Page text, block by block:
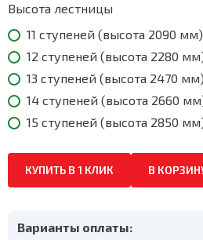
Высота лестницы
11 ступеней (высота 2090
12 ступеней (высота 2280
13 ступеней (высота 2470
14 ступеней (высота 2660
15 ступеней (высота 2850
КУПИТЬ В 1 КЛИК В
Варианты оплаты: